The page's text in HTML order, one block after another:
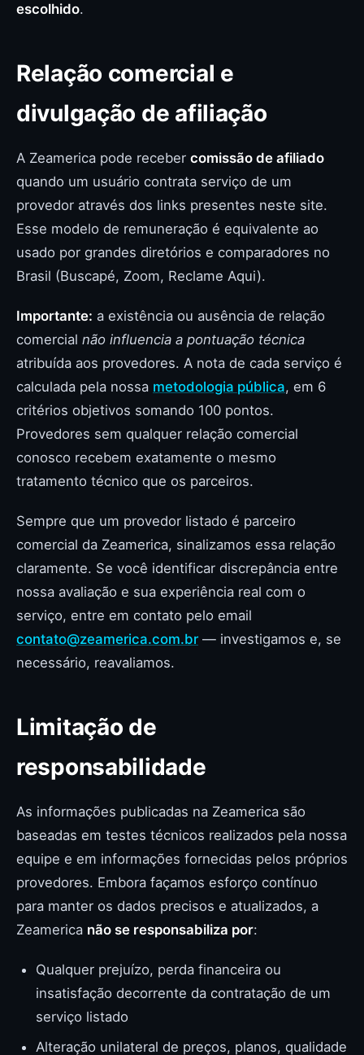
escolhido.
Relação comercial e
divulgação de afiliação
A Zeamerica pode receber comissão de afiliado
quando um usuário contrata serviço de um
provedor através dos links presentes neste site.
Esse modelo de remuneração é equivalente ao
usado por grandes diretórios e comparadores no
Brasil (Buscapé, Zoom, Reclame Aqui).
Importante: a existência ou ausência de relação
comercial não influencia a pontuação técnica
atribuída aos provedores. A nota de cada serviço é
calculada pela nossa metodologia pública, em 6
critérios objetivos somando 100 pontos.
Provedores sem qualquer relação comercial
conosco recebem exatamente o mesmo
tratamento técnico que os parceiros.
Sempre que um provedor listado é parceiro
comercial da Zeamerica, sinalizamos essa relação
claramente. Se você identificar discrepância entre
nossa avaliação e sua experiência real com o
serviço, entre em contato pelo email
contato@zeamerica.com.br — investigamos e, se
necessário, reavaliamos.
Limitação de
responsabilidade
As informações publicadas na Zeamerica são
baseadas em testes técnicos realizados pela nossa
equipe e em informações fornecidas pelos próprios
provedores. Embora façamos esforço contínuo
para manter os dados precisos e atualizados, a
Zeamerica não se responsabiliza por:
Qualquer prejuízo, perda financeira ou
insatisfação decorrente da contratação de um
serviço listado
Alteração unilateral de preços, planos, qualidade